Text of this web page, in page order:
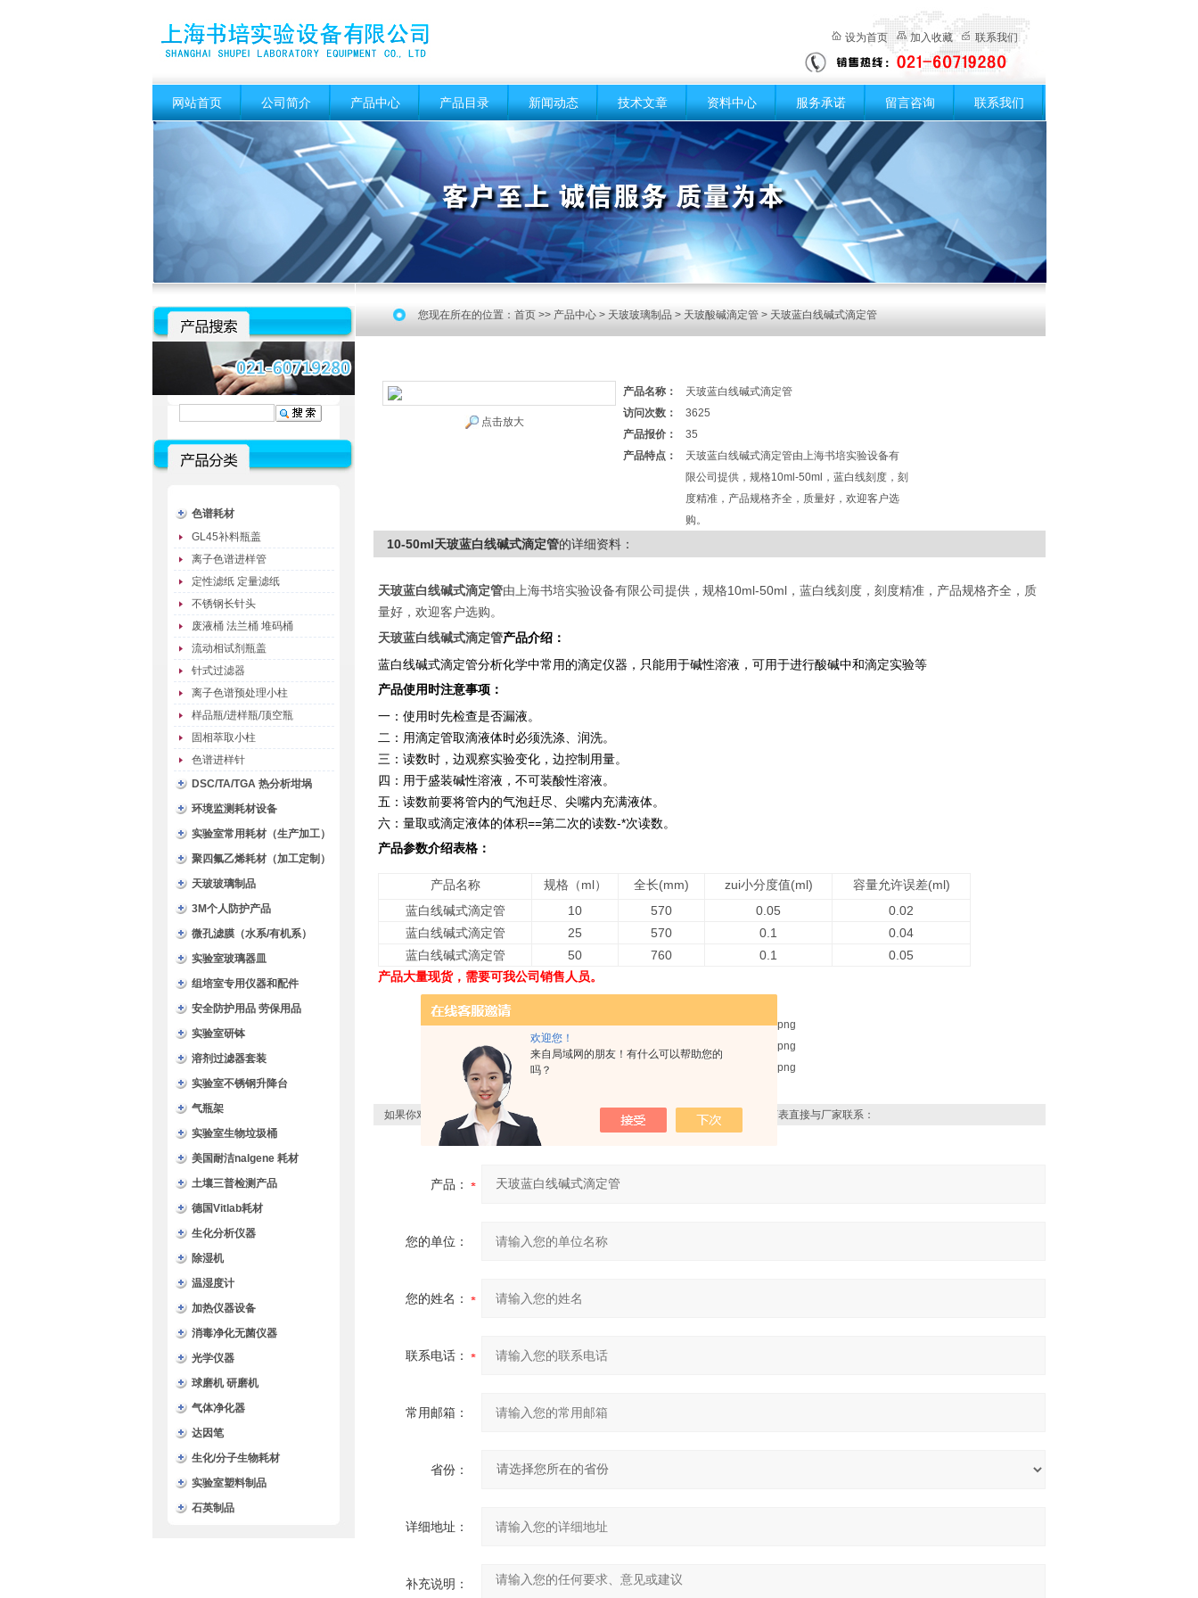
欢迎您！
来自局域网的朋友！有什么可以帮助您的
吗？
设为首页 加入收藏 联系我们
网站首页 公司简介 产品中心 产品目录 新闻动态 技术文章 资料中心 服务承诺 留言咨询 联系我们
色谱耗材
GL45补料瓶盖
离子色谱进样管
定性滤纸 定量滤纸
不锈钢长针头
废液桶 法兰桶 堆码桶
流动相试剂瓶盖
针式过滤器
离子色谱预处理小柱
样品瓶/进样瓶/顶空瓶
固相萃取小柱
色谱进样针
DSC/TA/TGA 热分析坩埚
环境监测耗材设备
实验室常用耗材（生产加工）
聚四氟乙烯耗材（加工定制）
天玻玻璃制品
3M个人防护产品
微孔滤膜（水系/有机系）
实验室玻璃器皿
组培室专用仪器和配件
安全防护用品 劳保用品
实验室研钵
溶剂过滤器套装
实验室不锈钢升降台
气瓶架
实验室生物垃圾桶
美国耐洁nalgene 耗材
土壤三普检测产品
德国Vitlab耗材
生化分析仪器
除湿机
温湿度计
加热仪器设备
消毒净化无菌仪器
光学仪器
球磨机 研磨机
气体净化器
达因笔
生化/分子生物耗材
实验室塑料制品
石英制品
您现在所在的位置： 首页 >> 产品中心 > 天玻玻璃制品 > 天玻酸碱滴定管 > 天玻蓝白线碱式滴定管
点击放大
产品名称：
天玻蓝白线碱式滴定管
访问次数：
3625
产品报价：
35
产品特点：
天玻蓝白线碱式滴定管由上海书培实验设备有
限公司提供，规格10ml-50ml，蓝白线刻度，刻
度精准，产品规格齐全，质量好，欢迎客户选
购。
10-50ml天玻蓝白线碱式滴定管的详细资料：
天玻蓝白线碱式滴定管由上海书培实验设备有限公司提供，规格10ml-50ml ，蓝白线刻度，刻度精准，产品规格齐全，质
量好，欢迎客户选购。
天玻蓝白线碱式滴定管产品介绍：
蓝白线碱式滴定管分析化学中常用的滴定仪器，只能用于碱性溶液，可用于进行酸碱中和滴定实验等
产品使用时注意事项：
一：使用时先检查是否漏液。
二：用滴定管取滴液体时必须洗涤、润洗。
三：读数时，边观察实验变化，边控制用量。
四：用于盛装碱性溶液，不可装酸性溶液。
五：读数前要将管内的气泡赶尽、尖嘴内充满液体。
六：量取或滴定液体的体积==第二次的读数-*次读数。
产品参数介绍表格：
产品名称 规格（ml） 全长(mm) zui小分度值(ml) 容量允许误差(ml)
蓝白线碱式滴定管
10 570 0.05
0.02
蓝白线碱式滴定管
25 570 0.1
0.04
蓝白线碱式滴定管
50 760 0.1 0.05
产品大量现货，需要可我公司销售人员。
如果你对 10-50ml天玻蓝白线碱式滴定管 感兴趣，想了解更详细的产品信息，填写下表直接与厂家联系：
产品：
您的单位：
您的姓名：
联系电话：
常用邮箱：
省份：
详细地址：
补充说明：